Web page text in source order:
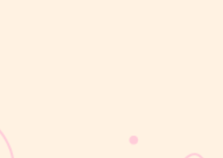
yang dimulai sejak bayi lahir hingga organ reproduksi kembali
seperti sebelum hamil. Selama masa ini, tubuh Moms akan
mengalami berbagai perubahan, mulai dari rahim yang berangsur